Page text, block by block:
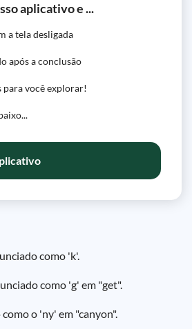
aplicativo e ...
a tela desligada
após a conclusão
para você explorar!
como 'k'.
como 'g' em "get".
o 'ny' em "canyon".